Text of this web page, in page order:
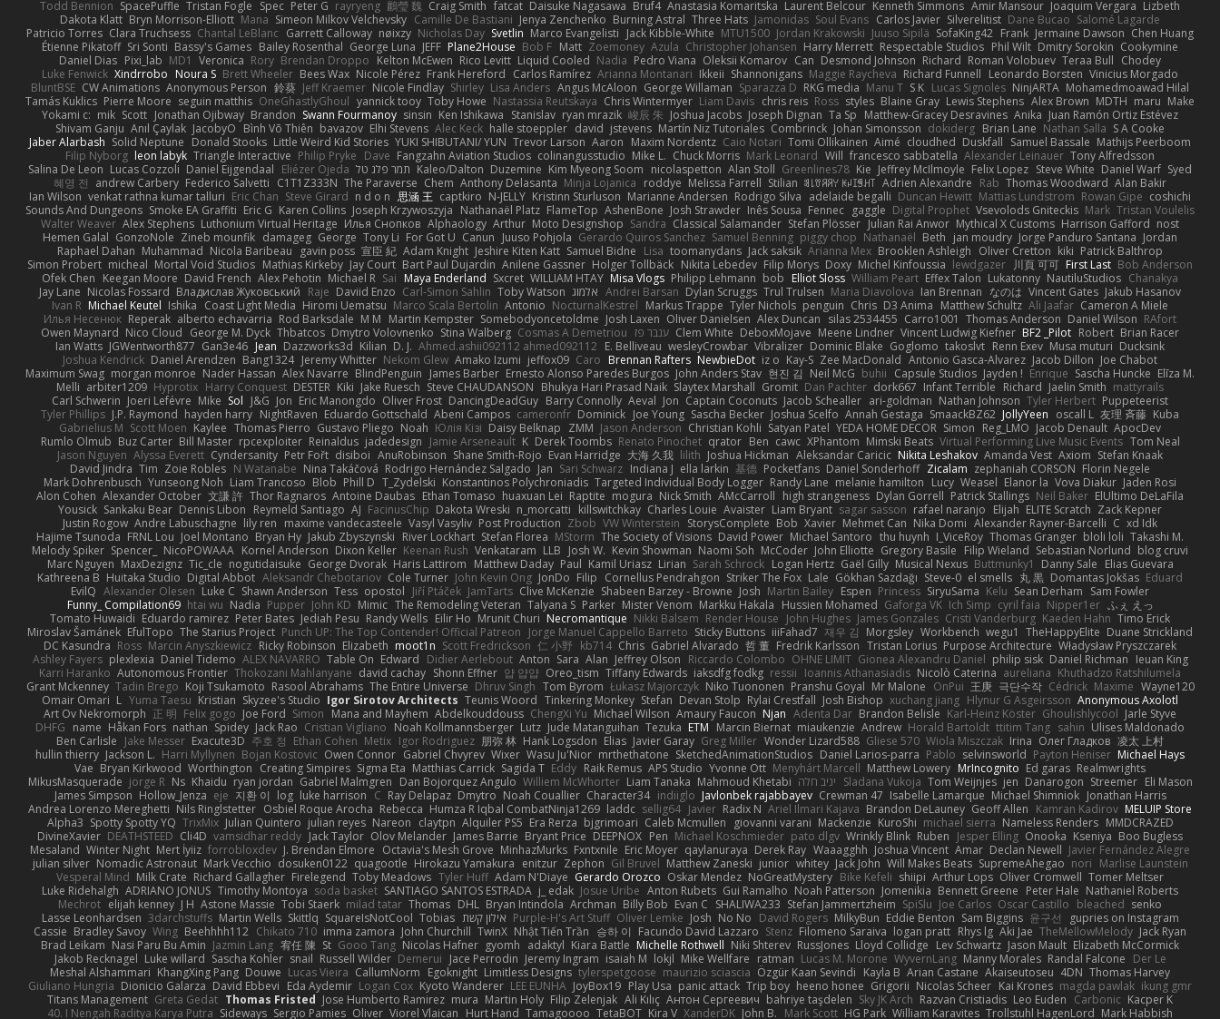
Todd Bennion SpacePuffle Tristan Fogle Spec Peter G rayryeng 鸝瑩 魏 Craig Smith fatcat Daisuke Nagasawa Bruf4 Anastasia Komaritska Laurent Belcour Kenneth Simmons Amir Mansour Joaquim Vergara Lizbeth
Dakota Klatt Bryn Morrison-Elliott Mana Simeon Milkov Velchevsky Camille De Bastiani Jenya Zenchenko Burning Astral Three Hats Jamonidas Soul Evans Carlos Javier Silverelitist Dane Bucao Salomé Lagarde
Patricio Torres Clara Truchsess Chantal LeBlanc Garrett Calloway nøixzy Nicholas Day Svetlin Marco Evangelisti Jack Kibble-White MTU1500 Jordan Krakowski Juuso Sipilä SofaKing42 Frank Jermaine Dawson Chen Huang
Étienne Pikatoff Sri Sonti Bassy's Games Bailey Rosenthal George Luna JEFF Plane2House Bob F Matt Zoemoney Azula Christopher Johansen Harry Merrett Respectable Studios Phil Wilt Dmitry Sorokin Cookymine
Daniel Dias Pixi_lab MD1 Veronica Rory Brendan Droppo Kelton McEwen Rico Levitt Liquid Cooled Nadia Pedro Viana Oleksii Komarov Can Desmond Johnson Richard Roman Volobuev Teraa Bull Chodey
Luke Fenwick Xindrrobo Noura S Brett Wheeler Bees Wax Nicole Pérez Frank Hereford Carlos Ramírez Arianna Montanari Ikkeii Shannonigans Maggie Raycheva Richard Funnell Leonardo Borsten Vinicius Morgado
BluntBSE CW Animations Anonymous Person 鈴葵 Jeff Kraemer Nicole Findlay Shirley Lisa Anders Angus McAloon George Willaman Sparazza D RKG media Manu T S K Lucas Signoles NinjARTA Mohamedmoawad Hilal
Tamás Kuklics Pierre Moore seguin matthis OneGhastlyGhoul yannick tooy Toby Howe Nastassia Reutskaya Chris Wintermyer Liam Davis chris reis Ross styles Blaine Gray Lewis Stephens Alex Brown MDTH maru Make
Yokami c: mik Scott Jonathan Ojibway Brandon Swann Fourmanoy sinsin Ken Ishikawa Stanislav ryan mrazik 峻辰 朱 Joshua Jacobs Joseph Dignan Ta Sp Matthew-Gracey Desravines Anika Juan Ramón Ortiz Estévez
Shivam Ganju Anıl Çaylak JacobyO Bình Võ Thiên bavazov Elhi Stevens Alec Keck halle stoeppler david jstevens Martín Niz Tutoriales Combrinck Johan Simonsson dokiderg Brian Lane Nathan Salla S A Cooke
Jaber Alarbash Solid Neptune Donald Stooks Little Weird Kid Stories YUKI SHIBUTANI/ YUN Trevor Larson Aaron Maxim Nordentz Caio Notari Tomi Ollikainen Aimé cloudhed Duskfall Samuel Bassale Mathijs Peerboom
Filip Nyborg leon labyk Triangle Interactive Philip Pryke Dave Fangzahn Aviation Studios colinangusstudio Mike L. Chuck Morris Mark Leonard Will francesco sabbatella Alexander Leinauer Tony Alfredsson
Salina De Leon Lucas Cozzoli Daniel Eijgendaal Eliézer Ojeda תמר פלג טל Kaleo/Dalton Duzemine Kim Myeong Soom nicolaspetton Alan Stoll Greenlines78 Kie Jeffrey McIlmoyle Felix Lopez Steve White Daniel Warf Syed
혜영 전 andrew Carbery Federico Salvetti C1T1Z333N The Paraverse Chem Anthony Delasanta Minja Lojanica roddye Melissa Farrell Stilian ꌃ꒒ꀎꋪꋪꌩ ꀘꈤꀤꁅꃅ꓄ Adrien Alexandre Rab Thomas Woodward Alan Bakir
Ian Wilson venkat rathna kumar talluri Eric Chan Steve Girard n d o n 思涵 王 captkiro N-JELLY Kristinn Sturluson Marianne Andersen Rodrigo Silva adelaide begalli Duncan Hewitt Mattias Lundstrom Rowan Gipe coshichi
Sounds And Dungeons Smoke EA Graffiti Eric G Karen Collins Joseph Krzywoszyja Nathanaël Platz FlameTop AshenBone Josh Strawder Inês Sousa Fennec gaggle Digital Prophet Vsevolods Gniteckis Mark Tristan Voulelis
Walter Weaver Alex Stephens Luthonium Virtual Heritage Илья Снопков Alphaology Arthur Moto Designshop Sandra Classical Salamander Stefan Plösser Julian Rai Anwor Mythical X Customs Harrison Gafford nost
Hemen Galal GonzoNole Zineb mounfik damageg George Tony Li For Got U Canun Juuso Pohjola Gerardo Quiros Sanchez Samuel Benning piggy chop Nathanaël Beth jan moudry Jorge Panduro Santana Jordan
Raphael Dahan Muhammad Nicola Baribeau gavin poss 宣臣 紀 Adam Knight Jeshire Kiten Katt Samuel Bidne Lisa toomanydans Jack saksik Arianna Mex Brooklen Ashleigh Oliver Cretton kiki Patrick Balthrop
Simon Probert micheal Mortal Void Studios Mathias Kirkeby Jay Court Bart Paul Dujardin Anilene Gassner Holger Tollbäck Nikita Lebedev Filip Morys Doxy Michel Kinfoussia lewdgazer 川頁 可可 First Last Bob Anderson
Ofek Chen Keegan Moore David French Alex Pehotin Michael R Sai Maya Enderland Sxcret WILLIAM HTAY Misa Vlogs Philipp Lehmann bob Elliot Sloss William Peart Effex Talon Lukatonny NautiluStudios Chanakya
Jay Lane Nicolas Fossard Владислав Жуковський Raje Daviid Enzo Carl-Simon Sahlin Toby Watson אלמוג Andrei Barsan Dylan Scruggs Trul Trulsen Maria Diavolova Ian Brennan なのは Vincent Gates Jakub Hasanov
Ivan R Michael Keutel Ishika Coast Light Media Hiromi Uematsu Marco Scala Bertolin Antonio NocturnalKestrel Markus Trappe Tyler Nichols penguin Chris D3 Anima Matthew Schultz Ali Jaafar Cameron A Miele
Илья Несенюк Reperak alberto echavarria Rod Barksdale M M Martin Kempster Somebodyoncetoldme Josh Laxen Oliver Danielsen Alex Duncan silas 2534455 Carro1001 Thomas Anderson Daniel Wilson RAfort
Owen Maynard Nico Cloud George M. Dyck Thbatcos Dmytro Volovnenko Stina Walberg Cosmas A Demetriou ענבר פז Clem White DeboxMojave Meene Lindner Vincent Ludwig Kiefner BF2 _Pilot Robert Brian Racer
Ian Watts JGWentworth877 Gan3e46 Jean Dazzworks3d Kilian D. J. Ahmed.ashii092112 ahmed092112 E. Belliveau wesleyCrowbar Vibralizer Dominic Blake Goglomo takoslvt Renn Exev Musa muturi Ducksink
Joshua Kendrick Daniel Arendzen Bang1324 Jeremy Whitter Nekom Glew Amako Izumi jeffox09 Caro Brennan Rafters NewbieDot iz o Kay-S Zee MacDonald Antonio Gasca-Alvarez Jacob Dillon Joe Chabot
Maximum Swag morgan monroe Nader Hassan Alex Navarre BlindPenguin James Barber Ernesto Alonso Paredes Burgos John Anders Stav 현진 김 Neil McG buhii Capsule Studios Jayden ! Enrique Sascha Huncke Elīza M.
Melli arbiter1209 Hyprotix Harry Conquest DESTER Kiki Jake Ruesch Steve CHAUDANSON Bhukya Hari Prasad Naik Slaytex Marshall Gromit Dan Pachter dork667 Infant Terrible Richard Jaelin Smith mattyrails
Carl Schwerin Joeri Lefévre Mike Sol J&G Jon Eric Manongdo Oliver Frost DancingDeadGuy Barry Connolly Aeval Jon Captain Coconuts Jacob Schealler ari-goldman Nathan Johnson Tyler Herbert Puppeteerist
Tyler Phillips J.P. Raymond hayden harry NightRaven Eduardo Gottschald Abeni Campos cameronfr Dominick Joe Young Sascha Becker Joshua Scelfo Annah Gestaga SmaackBZ62 JollyYeen oscall L 友理 斉藤 Kuba
Gabrielius M Scott Moen Kaylee Thomas Pierro Gustavo Pliego Noah Юлія Кізі Daisy Belknap ZMM Jason Anderson Christian Kohli Satyan Patel YEDA HOME DECOR Simon Reg_LMO Jacob Denault ApocDev
Rumlo Olmub Buz Carter Bill Master rpcexploiter Reinaldus jadedesign Jamie Arseneault K Derek Toombs Renato Pinochet qrator Ben cawc XPhantom Mimski Beats Virtual Performing Live Music Events Tom Neal
Jason Nguyen Alyssa Everett Cyndersanity Petr Fořt disiboi AnuRobinson Shane Smith-Rojo Evan Harridge 大海 久我 lilith Joshua Hickman Aleksandar Caricic Nikita Leshakov Amanda Vest Axiom Stefan Knaak
David Jindra Tim Zoie Robles N Watanabe Nina Takáčová Rodrigo Hernández Salgado Jan Sari Schwarz Indiana J ella larkin 基德 Pocketfans Daniel Sonderhoff Zicalam zephaniah CORSON Florin Negele
Mark Dohrenbusch Yunseong Noh Liam Trancoso Blob Phill D T_Zydelski Konstantinos Polychroniadis Targeted Individual Body Logger Randy Lane melanie hamilton Lucy Weasel Elanor la Vova Diakur Jaden Rosi
Alon Cohen Alexander October 文謙 許 Thor Ragnaros Antoine Daubas Ethan Tomaso huaxuan Lei Raptite mogura Nick Smith AMcCarroll high strangeness Dylan Gorrell Patrick Stallings Neil Baker ElUltimo DeLaFila
Yousick Sankaku Bear Dennis Libon Reymeld Santiago AJ FacinusChip Dakota Wreski n_morcatti killswitchkay Charles Louie Avaister Liam Bryant sagar sasson rafael naranjo Elijah ELITE Scratch Zack Kepner
Justin Rogow Andre Labuschagne lily ren maxime vandecasteele Vasyl Vasyliv Post Production Zbob VW Winterstein StorysComplete Bob Xavier Mehmet Can Nika Domi Alexander Rayner-Barcelli C xd Idk
Hajime Tsunoda FRNL Lou Joel Montano Bryan Hy Jakub Zbyszynski River Lockhart Stefan Florea MStorm The Society of Visions David Power Michael Santoro thu huynh I_ViceRoy Thomas Granger bloli loli Takashi M.
Melody Spiker Spencer_ NicoPOWAAA Kornel Anderson Dixon Keller Keenan Rush Venkataram LLB Josh W. Kevin Showman Naomi Soh McCoder John Elliotte Gregory Basile Filip Wieland Sebastian Norlund blog cruvi
Marc Nguyen MaxDezignz Tic_cle nogutidaisuke George Dvorak Haris Lattirom Matthew Daday Paul Kamil Uriasz Lirian Sarah Schrock Logan Hertz Gaël Gilly Musical Nexus Buttmunky1 Danny Sale Elias Guevara
Kathreena B Huitaka Studio Digital Abbot Aleksandr Chebotariov Cole Turner John Kevin Ong JonDo Filip Cornellus Pendrahgon Striker The Fox Lale Gökhan Sazdağı Steve-0 el smells 丸 黒 Domantas Jokšas Eduard
EvilQ Alexander Olesen Luke C Shawn Anderson Tess opostol Jiří Ptáček JamTarts Clive McKenzie Shabeen Barzey - Browne Josh Martin Bailey Espen Princess SiryuSama Kelu Sean Derham Sam Fowler
Funny_ Compilation69 htai wu Nadia Pupper John KD Mimic The Remodeling Veteran Talyana S Parker Mister Venom Markku Hakala Hussien Mohamed Gaforga VK Ich Simp cyril faia Nipper1er ふぇ えっ
Tomato Huwaidi Eduardo ramirez Peter Bates Jediah Pesu Randy Wells Eilir Ho Mrunit Churi Necromantique Nikki Balsem Render House John Hughes James Gonzales Cristi Vanderburg Kaeden Hahn Timo Erick
Miroslav Šamánek EfulTopo The Starius Project Punch UP: The Top Contender! Official Patreon Jorge Manuel Cappello Barreto Sticky Buttons iiiFahad7 재우 김 Morgsley Workbench wegu1 TheHappyElite Duane Strickland
DC Kasundra Ross Marcin Anyszkiewicz Ricky Robinson Elizabeth moot1n Scott Fredrickson 仁 小野 kb714 Chris Gabriel Alvarado 哲 董 Fredrik Karlsson Tristan Lorius Purpose Architecture Władysław Pryszczarek
Ashley Fayers plexlexia Daniel Tidemo ALEX NAVARRO Table On Edward Didier Aerlebout Anton Sara Alan Jeffrey Olson Riccardo Colombo OHNE LIMIT Gionea Alexandru Daniel philip sisk Daniel Richman Ieuan King
Karri Haranko Autonomous Frontier Thokozani Mahlanyane david cachay Shonn Effner 얍 얍얍 Oreo_tism Tiffany Edwards iaksdfg fodkg ressii Ioannis Athanasiadis Nicolò Caterina aureliana Khuthadzo Ratshilumela
Grant Mckenney Tadin Brego Koji Tsukamoto Rasool Abrahams The Entire Universe Dhruv Singh Tom Byrom Łukasz Majorczyk Niko Tuononen Pranshu Goyal Mr Malone OnPui 王庚 극단수작 Cédrick Maxime Wayne120
Omair Omari L Yuma Taesu Kristian Skyzee's Studio Igor Sirotov Architects Teunis Woord Tinkering Monkey Stefan Devan Stolp Rylai Crestfall Josh Bishop xuchang jiang Hlynur G Asgeirsson Anonymous Axolotl
Art Ov Nekromorph 正 明 Felix gogo Joe Ford Simon Mana and Mayhem Abdelkouddouss ChengXi Yu Michael Wilson Amaury Faucon Njan Adenta Dar Brandon Belisle Karl-Heinz Köster Ghoulishlycool Jarle Styve
DHFG name Håkan Fors nathan Spidey Jack Rao Cristian Vigliano Noah Kollmannsberger Lutz Jude Matanguihan Tezuka ETM Marcin Biernat miaukenzie Andrew Horald Bartoldt ttitim Tang sahin Ulises Maldonado
Ben Carlisle Jake Messer Exacute3D 주호 정 Ethan Cohen Metix Igor Rodriguez 朋弥 林 Hank Logsdon Elias Javier Garay Greg Miller Wonder Lizard588 Gliese 570 Wiola Miszczak Irina Олег Гладков 凌太 上村
hullin thierry Jackson L. Harri Myllynen Bojan Kostovic Owen Connor Gabriel Chvyrev Wixer Wasu Ju'Nior mrthethatone SketchedAnimationStudios Daniel Larios-parra Pablo selvinsworld Payton Heniser Michael Hays
Vae Bryan Kirkwood Worthington Creating Simpires Sigma Eta Matthias Carrick Sagida T Eddy Raik Remus APS Studio Yvonne Ott Menyhárt Marcell Matthew Lowery MrIncognito Ed garas Realmwrights
MikusMasquerade jorge R Ns Khaidu ryan jordan Gabriel Malmgren Dan Bojorquez Angulo Williem McWhorter Liam Tanaka Mahmoud Khetabi יניב חלה Sladana Vukoja Tom Weijnjes jen Danarogon Streemer Eli Mason
James Simpson Hollow_Jenza eje 지환 이 log luke harrison C Ray Delapaz Dmytro Noah Couallier Character34 indiiglo Javlonbek rajabbayev Crewman 47 Isabelle Lamarque Michael Shimniok Jonathan Harris
Andrea Lorenzo Mereghetti Nils Ringlstetter Osbiel Roque Arocha Rebecca Humza R Iqbal CombatNinja1269 laddc sellig64 Javier Radix N Ariel Ilmari Kajava Brandon DeLauney Geoff Allen Kamran Kadirov MELUIP Store
Alpha3 Spotty Spotty YQ TrixMix Julian Quintero julian reyes Nareon claytpn Alquiler PS5 Era Rerza bjgrimoari Caleb Mcmullen giovanni varani Mackenzie KuroShi michael sierra Nameless Renders MMDCRAZED
DivineXavier DEATHSTEED Cli4D vamsidhar reddy Jack Taylor Olov Melander James Barrie Bryant Price DEEPNOX Pen Michael Koschmieder pato dlgv Wrinkly Blink Ruben Jesper Elling Onooka Kseniya Boo Bugless
Mesaland Winter Night Mert İyiiz forrobloxdev J. Brendan Elmore Octavia's Mesh Grove MinhazMurks Fxntxnile Eric Moyer qaylanuraya Derek Ray Waaagghh Joshua Vincent Amar Declan Newell Javier Fernández Alegre
julian silver Nomadic Astronaut Mark Vecchio dosuken0122 quagootle Hirokazu Yamakura enitzur Zephon Gil Bruvel Matthew Zaneski junior whitey Jack John Will Makes Beats SupremeAhegao nori Marlise Launstein
Vesperal Mind Milk Crate Richard Gallagher Firelegend Toby Meadows Tyler Huff Adam N'Diaye Gerardo Orozco Oskar Mendez NoGreatMystery Bike Kefeli shiipi Arthur Lops Oliver Cromwell Tomer Meltser
Luke Ridehalgh ADRIANO JONUS Timothy Montoya soda basket SANTIAGO SANTOS ESTRADA j_ edak Josue Uribe Anton Rubets Gui Ramalho Noah Patterson Jomenikia Bennett Greene Peter Hale Nathaniel Roberts
Mechrot elijah kenney J H Astone Massie Tobi Staerk milad tatar Thomas DHL Bryan Intindola Archman Billy Bob Evan C SHALIWA233 Stefan Jammertzheim SpiSlu Joe Carlos Oscar Castillo bleached senko
Lasse Leonhardsen 3darchstuffs Martin Wells Skittlq SquareIsNotCool Tobias אילון קשת Purple-H's Art Stuff Oliver Lemke Josh No No David Rogers MilkyBun Eddie Benton Sam Biggins 윤구선
gupries on Instagram
Cassie Bradley Savoy Wing Beehhhh112 Chikato 710 imma zamora John Churchill TwinX Nhật Tiến Trần 승하 이 Facundo David Lazzaro Stenz Filomeno Saraiva logan pratt Rhys lg Aki Jae TheMellowMelody Jack Ryan
Brad Leikam Nasi Paru Bu Amin Jazmin Lang 宥任 陳 St Gooo Tang Nicolas Hafner gyomh adaktyl Kiara Battle Michelle Rothwell Niki Shterev RussJones Lloyd Collidge Lev Schwartz Jason Mault Elizabeth McCormick
Jakob Recknagel Luke willard Sascha Kohler snail Russell Wilder Demerui Jace Perrodin Jeremy Ingram isaiah M lokjl Mike Wellfare ratman Lucas M. Morone WyvernLang Manny Morales Randal Falcone Der Le
Meshal Alshammari KhangXing Pang Douwe Lucas Vieira CallumNorm Egoknight Limitless Designs tylerspetgoose maurizio sciascia Özgür Kaan Sevindi Kayla B Arian Castane Akaiseutoseu 4DN Thomas Harvey
Giuliano Hungria Dionicio Galarza David Ebbevi Eda Aydemir Logan Cox Kyoto Wanderer LEE EUNHA JoyBox19 Play Usa panic attack Trip boy heeno honee Grigorii Nicolas Scheer Kai Krones magda pawlak ikung gmr
Titans Management Greta Gedat Thomas Fristed Jose Humberto Ramirez mura Martin Holy Filip Zelenjak Ali Kılıç Антон Сергеевич bahriye taşdelen Sky JK Arch Razvan Cristiadis Leo Euden Carbonic Kacper K
40. I Nengah Raditya Karya Putra Sideways Sergio Pamies Oliver Viorel Vlaican Hurt Hand Tamagoooo TetaBOT Kira V XanderDK John B. Mark Scott HG Park William Karavites Trollstuhl HagenLord Mark Habbish